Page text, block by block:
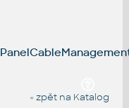
« zpět na Katalog